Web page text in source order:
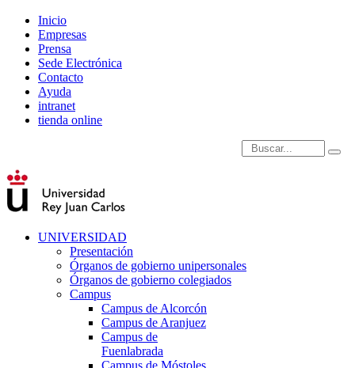
Inicio
Empresas
Prensa
Sede Electrónica
Contacto
Ayuda
intranet
tienda online
Introduce términos de
UNIVERSIDAD
Presentación
Órganos de gobierno unipersonales
Órganos de gobierno colegiados
Campus
Campus de Alcorcón
Campus de Aranjuez
Campus de
Fuenlabrada
Campus de Móstoles